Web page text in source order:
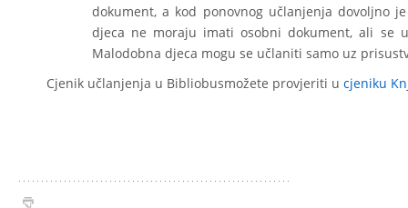
dokument, a kod ponovnog učlanjenja dovoljno
djeca ne moraju imati osobni dokument, ali se
Malodobna djeca mogu se učlaniti samo uz
Cjenik učlanjenja u Bibliobusmožete provjeriti u cjeniku